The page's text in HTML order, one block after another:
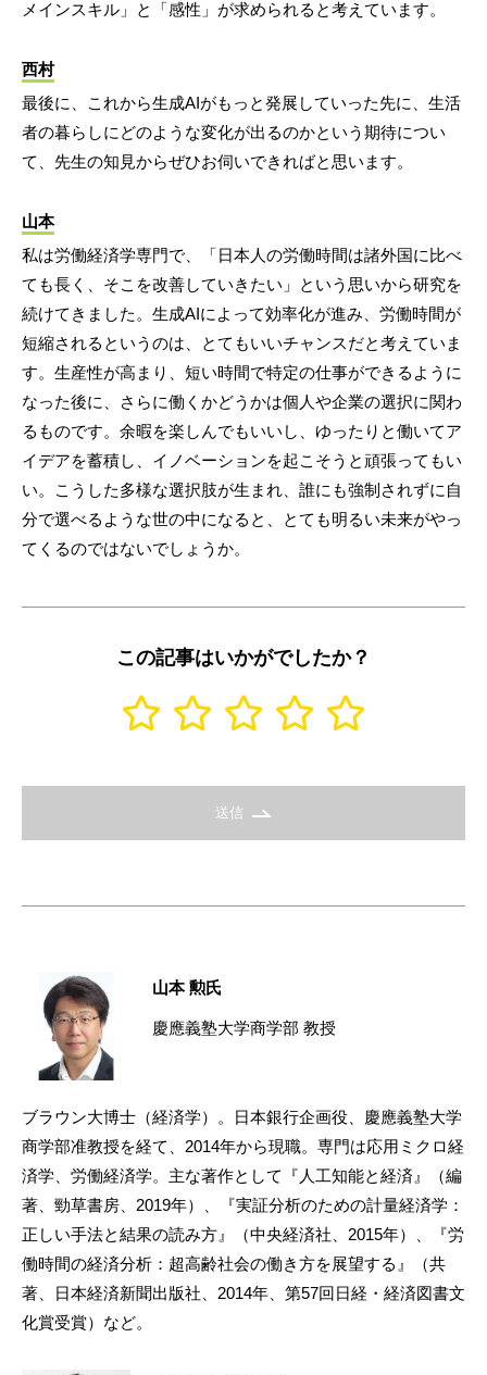
メインスキル」と「感性」が求められると考えています。
西村
最後に、これから生成AIがもっと発展していった先に、生活
者の暮らしにどのような変化が出るのかという期待につい
て、先生の知見からぜひお伺いできればと思います。
山本
私は労働経済学専門で、「日本人の労働時間は諸外国に比べ
ても長く、そこを改善していきたい」という思いから研究を
続けてきました。生成AIによって効率化が進み、労働時間が
短縮されるというのは、とてもいいチャンスだと考えていま
す。生産性が高まり、短い時間で特定の仕事ができるように
なった後に、さらに働くかどうかは個人や企業の選択に関わ
るものです。余暇を楽しんでもいいし、ゆったりと働いてア
イデアを蓄積し、イノベーションを起こそうと頑張ってもい
い。こうした多様な選択肢が生まれ、誰にも強制されずに自
分で選べるような世の中になると、とても明るい未来がやっ
てくるのではないでしょうか。
この記事はいかがでしたか？
送信
山本 勲氏
慶應義塾大学商学部 教授
ブラウン大博士（経済学）。日本銀行企画役、慶應義塾大学
商学部准教授を経て、2014年から現職。専門は応用ミクロ経
済学、労働経済学。主な著作として『人工知能と経済』（編
著、勁草書房、2019年）、『実証分析のための計量経済学：
正しい手法と結果の読み方』（中央経済社、2015年）、『労
働時間の経済分析：超高齢社会の働き方を展望する』（共
著、日本経済新聞出版社、2014年、第57回日経・経済図書文
化賞受賞）など。